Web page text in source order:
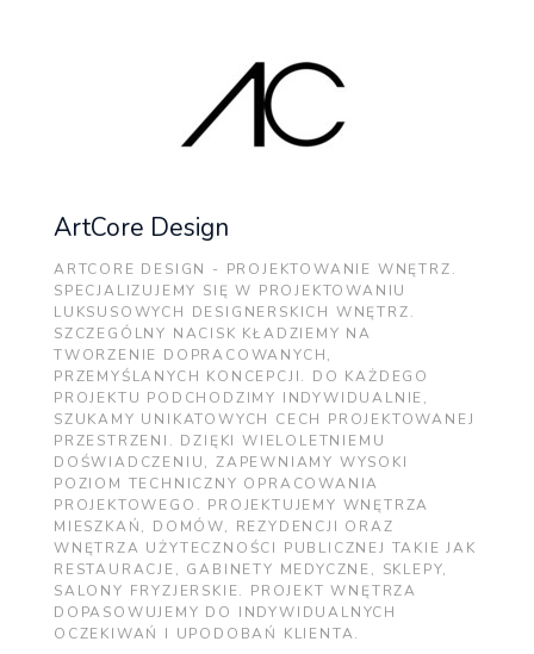
ArtCore Design
ARTCORE DESIGN - PROJEKTOWANIE WNĘTRZ.
SPECJALIZUJEMY SIĘ W PROJEKTOWANIU
LUKSUSOWYCH DESIGNERSKICH WNĘTRZ.
SZCZEGÓLNY NACISK KŁADZIEMY NA
TWORZENIE DOPRACOWANYCH,
PRZEMYŚLANYCH KONCEPCJI. DO KAŻDEGO
PROJEKTU PODCHODZIMY INDYWIDUALNIE,
SZUKAMY UNIKATOWYCH CECH PROJEKTOWANEJ
PRZESTRZENI. DZIĘKI WIELOLETNIEMU
DOŚWIADCZENIU, ZAPEWNIAMY WYSOKI
POZIOM TECHNICZNY OPRACOWANIA
PROJEKTOWEGO. PROJEKTUJEMY WNĘTRZA
MIESZKAŃ, DOMÓW, REZYDENCJI ORAZ
WNĘTRZA UŻYTECZNOŚCI PUBLICZNEJ TAKIE JAK
RESTAURACJE, GABINETY MEDYCZNE, SKLEPY,
SALONY FRYZJERSKIE. PROJEKT WNĘTRZA
DOPASOWUJEMY DO INDYWIDUALNYCH
OCZEKIWAŃ I UPODOBAŃ KLIENTA.